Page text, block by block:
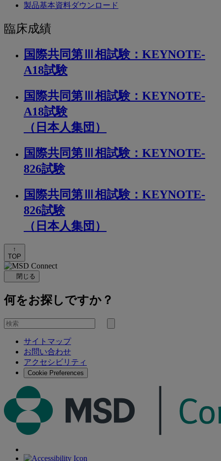
製品基本資料ダウンロード
臨
臨床成績
国際共同第Ⅲ相試験： KEYNOTE-
A18試験
国際共同第Ⅲ相試験：KEYNOTE-
A18試験
（日本人集団）
国際共同第Ⅲ相試験：KEYNOTE-
826試験
国際共同第Ⅲ相試験：KEYNOTE-
826試験
（日本人集団）
↑
TOP
閉じる
何をお探しですか？
を
検
サイトマップ
お問い合わせ
アクセシビリティ
Cookie Preferences